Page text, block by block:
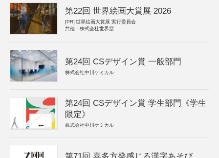
第22回 世界絵画大賞展 2026
[PR] 世界絵画大賞展 実行委員会
共催：株式会社世界堂
第24回 CSデザイン賞 一般部門
株式会社中川ケミカル
第24回 CSデザイン賞 学生部門《学生
限定》
株式会社中川ケミカル